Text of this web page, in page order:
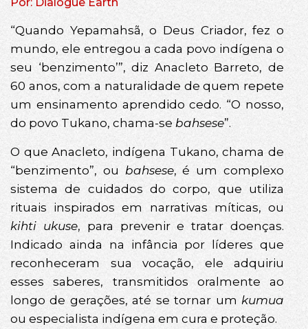
Por: Dialogue Earth
“Quando Yepamahsã, o Deus Criador, fez o
mundo, ele entregou a cada povo indígena o
seu ‘benzimento’”, diz Anacleto Barreto, de
60 anos, com a naturalidade de quem repete
um ensinamento aprendido cedo. “O nosso,
do povo Tukano, chama-se bahsese”.
O que Anacleto, indígena Tukano, chama de
“benzimento”, ou bahsese, é um complexo
sistema de cuidados do corpo, que utiliza
rituais inspirados em narrativas míticas, ou
kihti ukuse, para prevenir e tratar doenças.
Indicado ainda na infância por líderes que
reconheceram sua vocação, ele adquiriu
esses saberes, transmitidos oralmente ao
longo de gerações, até se tornar um kumua
ou especialista indígena em cura e proteção.